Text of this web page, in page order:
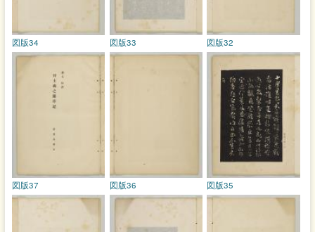
図版32
図版33
図版34
図版35
図版36
図版37